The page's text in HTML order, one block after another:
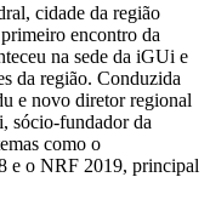
cidade da região
encontro da
na sede da iGUi e
da região. Conduzida
e novo diretor regional
sócio-fundador da
como o
e o NRF 2019, principal